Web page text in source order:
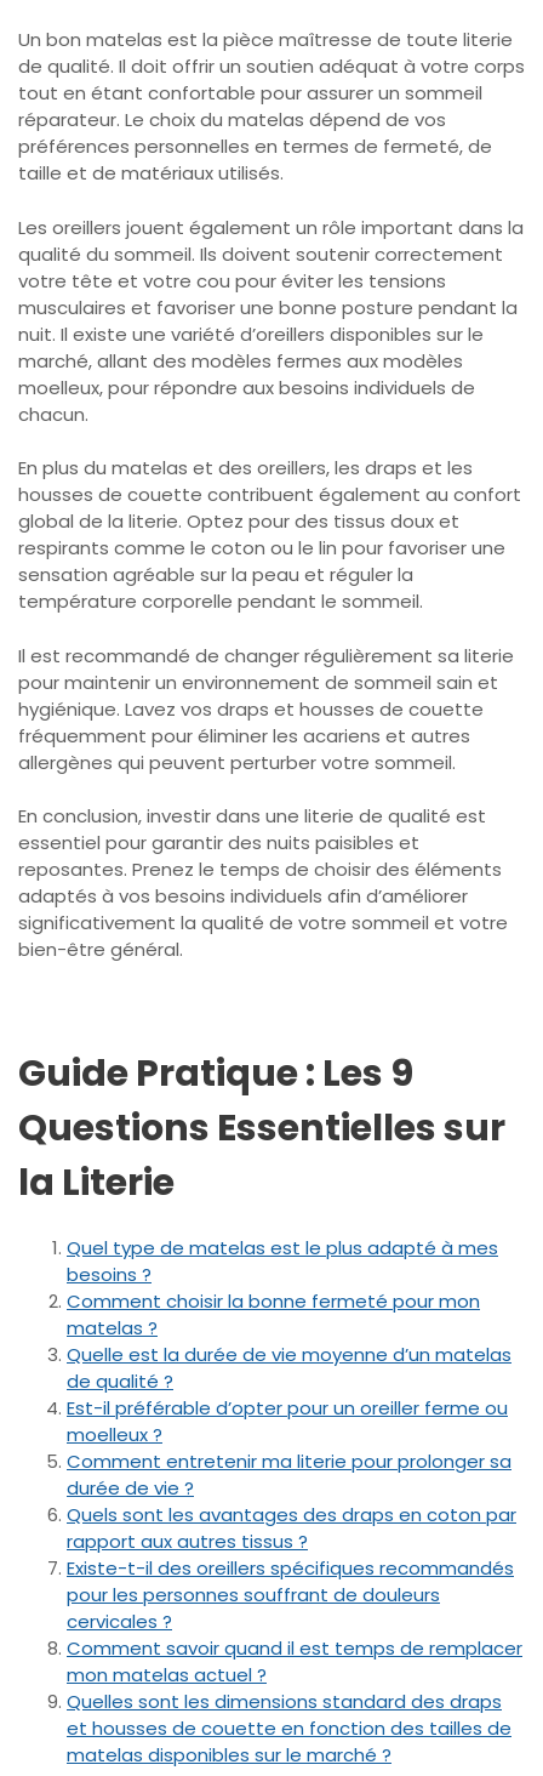
Un bon matelas est la pièce maîtresse de toute literie
de qualité. Il doit offrir un soutien adéquat à votre corps
tout en étant confortable pour assurer un sommeil
réparateur. Le choix du matelas dépend de vos
préférences personnelles en termes de fermeté, de
taille et de matériaux utilisés.
Les oreillers jouent également un rôle important dans la
qualité du sommeil. Ils doivent soutenir correctement
votre tête et votre cou pour éviter les tensions
musculaires et favoriser une bonne posture pendant la
nuit. Il existe une variété d’oreillers disponibles sur le
marché, allant des modèles fermes aux modèles
moelleux, pour répondre aux besoins individuels de
chacun.
En plus du matelas et des oreillers, les draps et les
housses de couette contribuent également au confort
global de la literie. Optez pour des tissus doux et
respirants comme le coton ou le lin pour favoriser une
sensation agréable sur la peau et réguler la
température corporelle pendant le sommeil.
Il est recommandé de changer régulièrement sa literie
pour maintenir un environnement de sommeil sain et
hygiénique. Lavez vos draps et housses de couette
fréquemment pour éliminer les acariens et autres
allergènes qui peuvent perturber votre sommeil.
En conclusion, investir dans une literie de qualité est
essentiel pour garantir des nuits paisibles et
reposantes. Prenez le temps de choisir des éléments
adaptés à vos besoins individuels afin d’améliorer
significativement la qualité de votre sommeil et votre
bien-être général.
Guide Pratique : Les 9
Questions Essentielles sur
la Literie
Quel type de matelas est le plus adapté à mes
besoins ?
Comment choisir la bonne fermeté pour mon
matelas ?
Quelle est la durée de vie moyenne d’un matelas
de qualité ?
Est-il préférable d’opter pour un oreiller ferme ou
moelleux ?
Comment entretenir ma literie pour prolonger sa
durée de vie ?
Quels sont les avantages des draps en coton par
rapport aux autres tissus ?
Existe-t-il des oreillers spécifiques recommandés
pour les personnes souffrant de douleurs
cervicales ?
Comment savoir quand il est temps de remplacer
mon matelas actuel ?
Quelles sont les dimensions standard des draps
et housses de couette en fonction des tailles de
matelas disponibles sur le marché ?